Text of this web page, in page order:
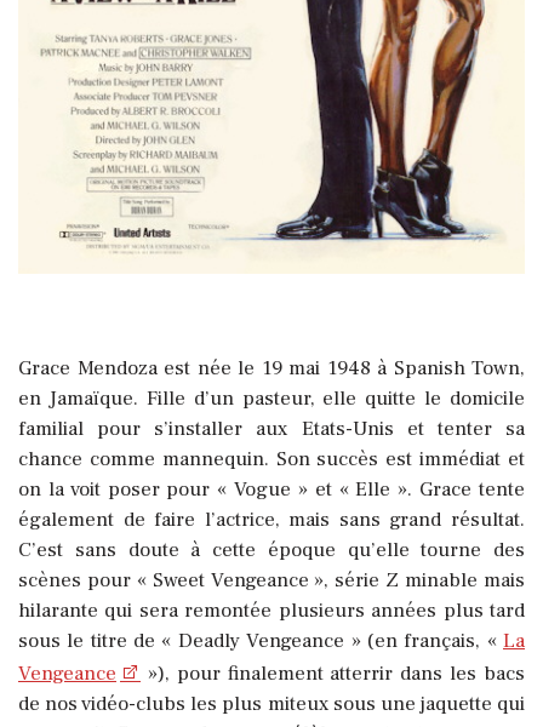
Grace Mendoza est née le 19 mai 1948 à Spanish Town,
en Jamaïque. Fille d’un pasteur, elle quitte le domicile
familial pour s’installer aux Etats-Unis et tenter sa
chance comme mannequin. Son succès est immédiat et
on la voit poser pour « Vogue » et « Elle ». Grace tente
également de faire l’actrice, mais sans grand résultat.
C’est sans doute à cette époque qu’elle tourne des
scènes pour « Sweet Vengeance », série Z minable mais
hilarante qui sera remontée plusieurs années plus tard
sous le titre de « Deadly Vengeance » (en français, « La
Vengeance
»), pour finalement atterrir dans les bacs
de nos vidéo-clubs les plus miteux sous une jaquette qui